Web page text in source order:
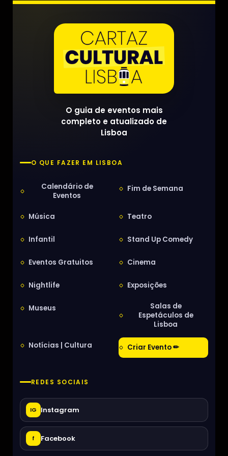
O guia de eventos mais
completo e atualizado de
Lisboa
O QUE FAZER EM LISBOA
Calendário de
Eventos
Fim de Semana
Música Teatro
Infantil Stand Up Comedy
Eventos Gratuitos Cinema
Nightlife Exposições
Museus
Salas de
Espetáculos de
Lisboa
Notícias | Cultura Criar Evento ✏
REDES SOCIAIS
IG Instagram
f Facebook